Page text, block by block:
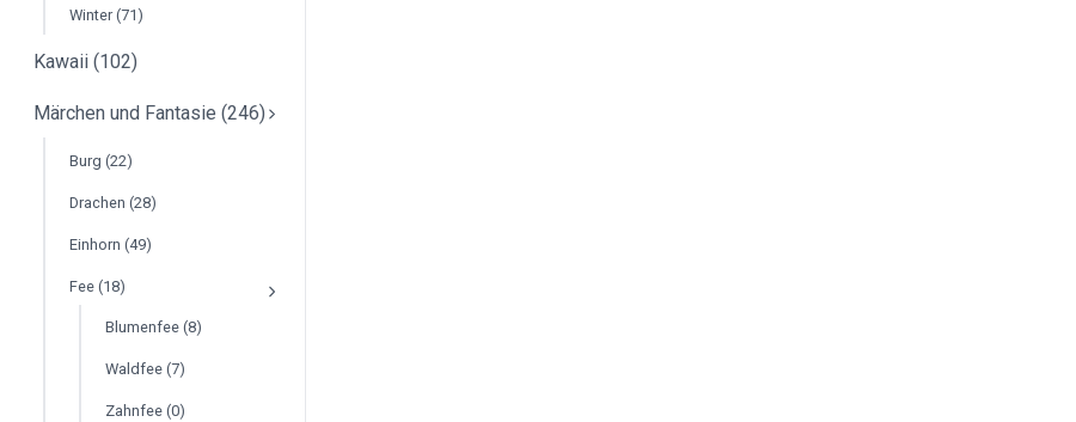
Winter (71)
Kawaii (102)
Märchen und Fantasie (246)
Burg (22)
Drachen (28)
Einhorn (49)
Fee (18)
Blumenfee (8)
Waldfee (7)
Zahnfee (0)